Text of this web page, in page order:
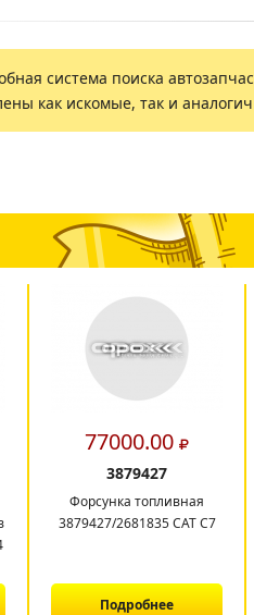
система поиска
как искомые, так и
77000.00
3879427
Форсунка топливная
3879427/2681835 CAT C7
Подробнее